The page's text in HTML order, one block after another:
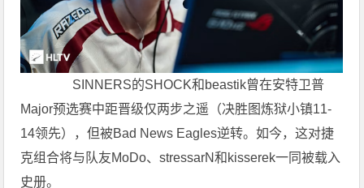
SINNERS的SHOCK和beastik曾在安特卫普
Major预选赛中距晋级仅两步之遥（决胜图炼狱小镇11-
14领先），但被Bad News Eagles逆转。如今，这对捷
克组合将与队友MoDo、stressarN和kisserek一同被载入
史册。